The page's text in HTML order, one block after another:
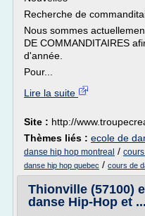
Recherche de
Nous sommes
DE COMMANDITAIRES
d'année.
Pour...
Lire la suite
Site : http://
Thèmes liés : ecole de
danse hip hop montreal /
danse hip hop quebec / cours de
Thionville (57100)
danse Hip-Hop et ...